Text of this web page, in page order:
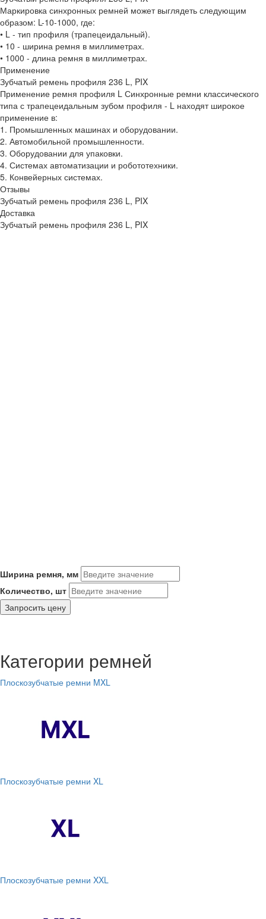
Маркировка синхронных ремней может выглядеть следующим
образом: L-10-1000, где:
• L - тип профиля (трапецеидальный).
• 10 - ширина ремня в миллиметрах.
• 1000 - длина ремня в миллиметрах.
Применение
Зубчатый ремень профиля 236 L, PIX
Применение ремня профиля L Синхронные ремни классического
типа с трапецеидальным зубом профиля - L находят широкое
применение в:
1. Промышленных машинах и оборудовании.
2. Автомобильной промышленности.
3. Оборудовании для упаковки.
4. Системах автоматизации и робототехники.
5. Конвейерных системах.
Отзывы
Зубчатый ремень профиля 236 L, PIX
Доставка
Зубчатый ремень профиля 236 L, PIX
Ширина ремня, мм
Количество, шт
Запросить цену
Категории ремней
Плоскозубчатые ремни MXL
Плоскозубчатые ремни XL
Плоскозубчатые ремни XXL